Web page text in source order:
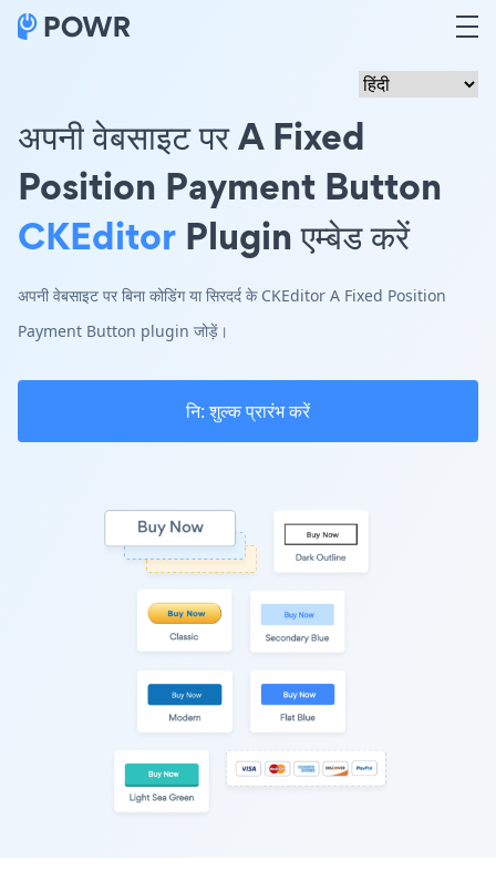
अपनी वेबसाइट पर A Fixed
Position Payment Button
CKEditor Plugin एम्बेड करें
अपनी वेबसाइट पर बिना कोडिंग या सिरदर्द के CKEditor A Fixed Position
Payment Button plugin जोड़ें।
नि: शुल्क प्रारंभ करें